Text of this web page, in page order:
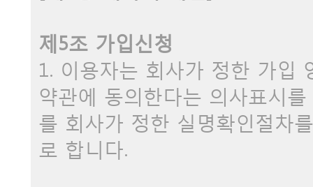
제5조 가입신청
1. 이용자는 회사가 정한 가입
약관에 동의한다는 의사표시
를 회사가 정한 실명확인절차
로 합니다.